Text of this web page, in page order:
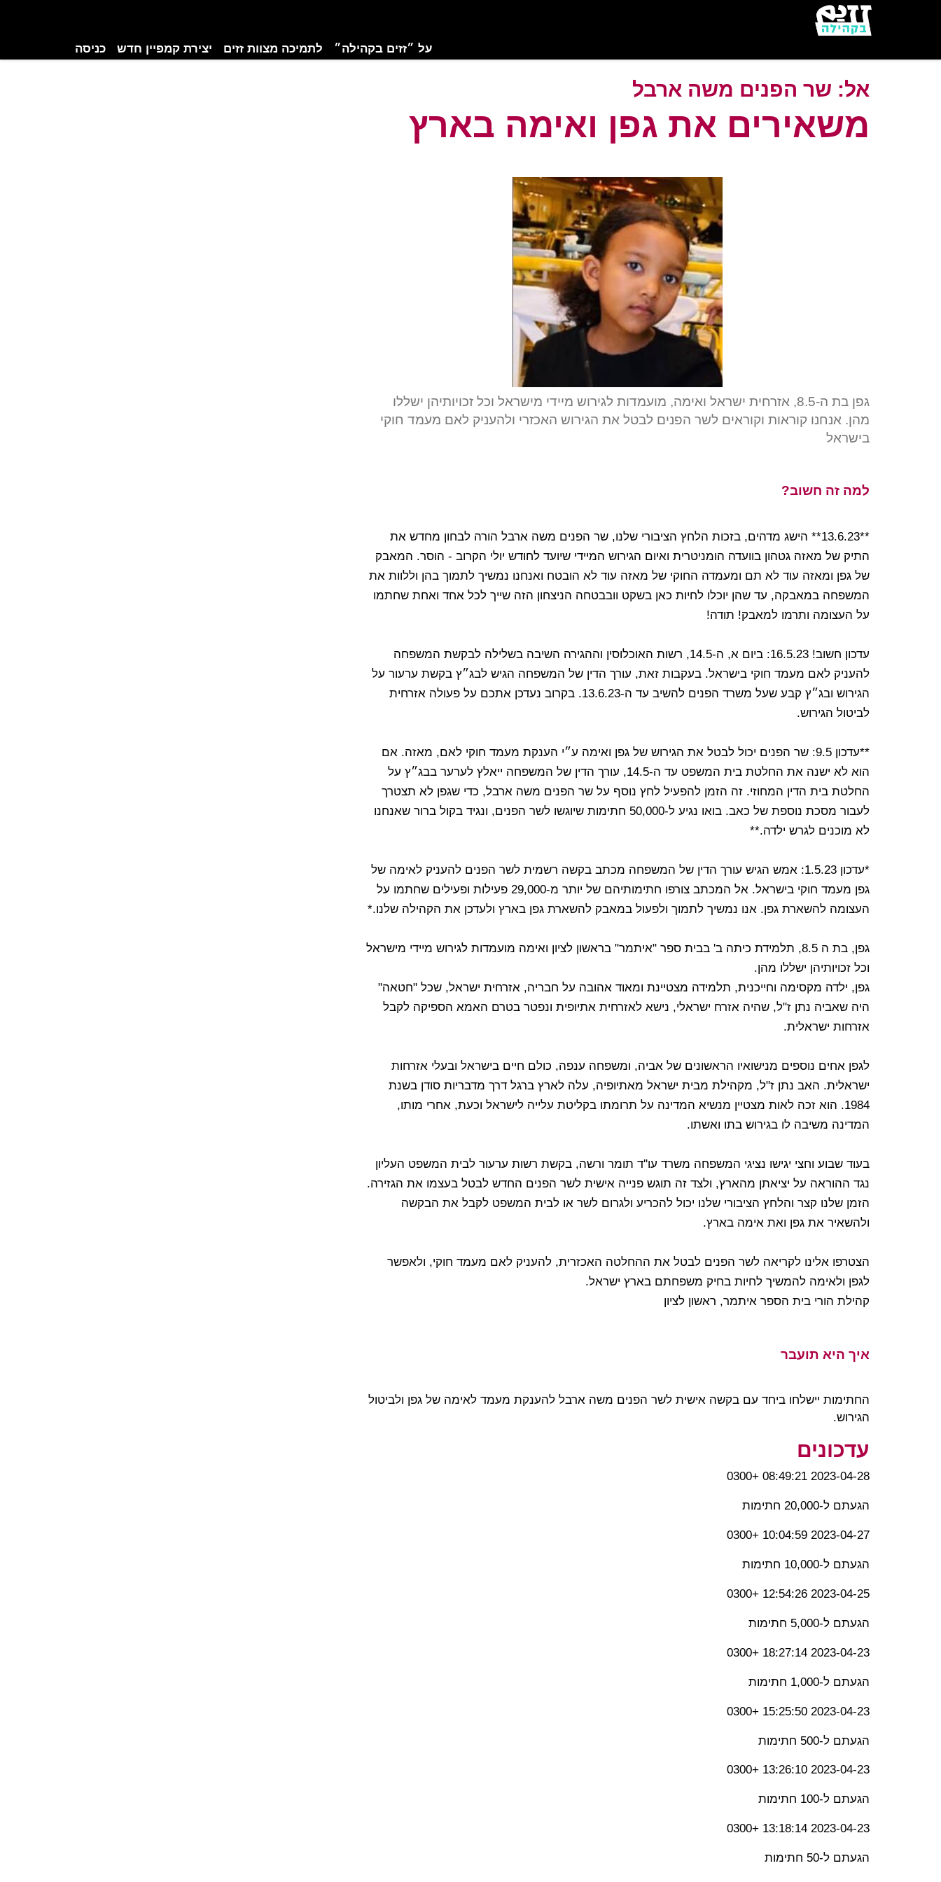
content
על ״זזים בקהילה״ לתמיכה מצוות זזים יצירת קמפיין חדש כניסה
אל: שר הפנים משה ארבל
משאירים את גפן ואימה בארץ
גפן בת ה-8.5, אזרחית ישראל ואימה, מועמדות לגירוש מיידי מישראל וכל זכויותיהן ישללו
מהן. אנחנו קוראות וקוראים לשר הפנים לבטל את הגירוש האכזרי ולהעניק לאם מעמד חוקי
בישראל
למה זה חשוב?
**13.6.23** הישג מדהים, בזכות הלחץ הציבורי שלנו, שר הפנים משה ארבל הורה לבחון מחדש את
התיק של מאזה גטהון בוועדה הומניטרית ואיום הגירוש המיידי שיועד לחודש יולי הקרוב - הוסר. המאבק
של גפן ומאזה עוד לא תם ומעמדה החוקי של מאזה עוד לא הובטח ואנחנו נמשיך לתמוך בהן וללוות את
המשפחה במאבקה, עד שהן יוכלו לחיות כאן בשקט וובבטחה הניצחון הזה שייך לכל אחד ואחת שחתמו
על העצומה ותרמו למאבק! תודה!
עדכון חשוב! 16.5.23: ביום א, ה-14.5, רשות האוכלוסין וההגירה השיבה בשלילה לבקשת המשפחה
להעניק לאם מעמד חוקי בישראל. בעקבות זאת, עורך הדין של המשפחה הגיש לבג״ץ בקשת ערעור על
הגירוש ובג״ץ קבע שעל משרד הפנים להשיב עד ה-13.6.23. בקרוב נעדכן אתכם על פעולה אזרחית
לביטול הגירוש.
**עדכון 9.5: שר הפנים יכול לבטל את הגירוש של גפן ואימה ע״י הענקת מעמד חוקי לאם, מאזה. אם
הוא לא ישנה את החלטת בית המשפט עד ה-14.5, עורך הדין של המשפחה ייאלץ לערער בבג״ץ על
החלטת בית הדין המחוזי. זה הזמן להפעיל לחץ נוסף על שר הפנים משה ארבל, כדי שגפן לא תצטרך
לעבור מסכת נוספת של כאב. בואו נגיע ל-50,000 חתימות שיוגשו לשר הפנים, ונגיד בקול ברור שאנחנו
לא מוכנים לגרש ילדה.**
*עדכון 1.5.23: אמש הגיש עורך הדין של המשפחה מכתב בקשה רשמית לשר הפנים להעניק לאימה של
גפן מעמד חוקי בישראל. אל המכתב צורפו חתימותיהם של יותר מ-29,000 פעילות ופעילים שחתמו על
העצומה להשארת גפן. אנו נמשיך לתמוך ולפעול במאבק להשארת גפן בארץ ולעדכן את הקהילה שלנו.*
גפן, בת ה 8.5, תלמידת כיתה ב' בבית ספר "איתמר" בראשון לציון ואימה מועמדות לגירוש מיידי מישראל
וכל זכויותיהן ישללו מהן.
גפן, ילדה מקסימה וחייכנית, תלמידה מצטיינת ומאוד אהובה על חבריה, אזרחית ישראל, שכל "חטאה"
היה שאביה נתן ז"ל, שהיה אזרח ישראלי, נישא לאזרחית אתיופית ונפטר בטרם האמא הספיקה לקבל
אזרחות ישראלית.
לגפן אחים נוספים מנישואיו הראשונים של אביה, ומשפחה ענפה, כולם חיים בישראל ובעלי אזרחות
ישראלית. האב נתן ז"ל, מקהילת מבית ישראל מאתיופיה, עלה לארץ ברגל דרך מדבריות סודן בשנת
1984. הוא זכה לאות מצטיין מנשיא המדינה על תרומתו בקליטת עלייה לישראל וכעת, אחרי מותו,
המדינה משיבה לו בגירוש בתו ואשתו.
בעוד שבוע וחצי יגישו נציגי המשפחה משרד עו''ד תומר ורשה, בקשת רשות ערעור לבית המשפט העליון
נגד ההוראה על יציאתן מהארץ, ולצד זה תוגש פנייה אישית לשר הפנים החדש לבטל בעצמו את הגזירה.
הזמן שלנו קצר והלחץ הציבורי שלנו יכול להכריע ולגרום לשר או לבית המשפט לקבל את הבקשה
ולהשאיר את גפן ואת אימה בארץ.
הצטרפו אלינו לקריאה לשר הפנים לבטל את ההחלטה האכזרית, להעניק לאם מעמד חוקי, ולאפשר
לגפן ולאימה להמשיך לחיות בחיק משפחתם בארץ ישראל.
קהילת הורי בית הספר איתמר, ראשון לציון
איך היא תועבר
החתימות יישלחו ביחד עם בקשה אישית לשר הפנים משה ארבל להענקת מעמד לאימה של גפן ולביטול
הגירוש.
עדכונים
2023-04-28 08:49:21 +0300
הגעתם ל-20,000 חתימות
2023-04-27 10:04:59 +0300
הגעתם ל-10,000 חתימות
2023-04-25 12:54:26 +0300
הגעתם ל-5,000 חתימות
2023-04-23 18:27:14 +0300
הגעתם ל-1,000 חתימות
2023-04-23 15:25:50 +0300
הגעתם ל-500 חתימות
2023-04-23 13:26:10 +0300
הגעתם ל-100 חתימות
2023-04-23 13:18:14 +0300
הגעתם ל-50 חתימות